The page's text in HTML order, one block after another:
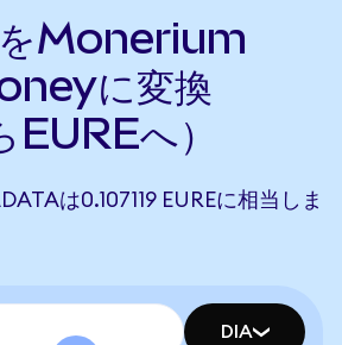
Monerium
に変換
EUREへ）
は0.107119 EUREに相当しま
DIA